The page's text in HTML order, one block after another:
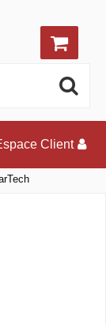
Client